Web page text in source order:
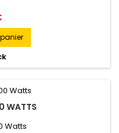
WATTS
Watts